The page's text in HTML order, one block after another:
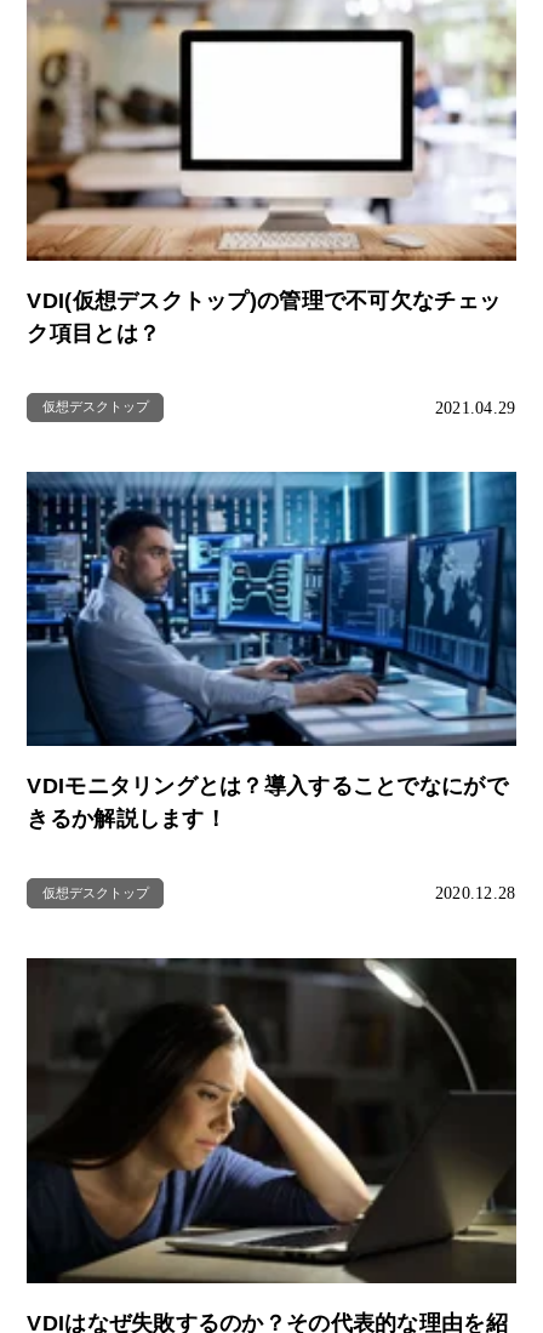
VDI(仮想デスクトップ)の管理で不可欠なチェッ
ク項目とは？
仮想デスクトップ 2021.04.29
VDIモニタリングとは？導入することでなにがで
きるか解説します！
仮想デスクトップ 2020.12.28
VDIはなぜ失敗するのか？その代表的な理由を紹